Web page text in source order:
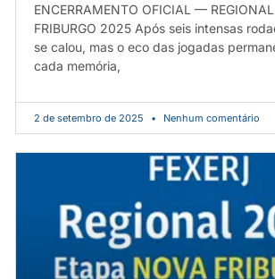
ENCERRAMENTO OFICIAL —
FRIBURGO 2025 Após seis intensas
se calou, mas o eco das jogadas
cada memória,
2 de setembro de 2025 Nenhum comentário